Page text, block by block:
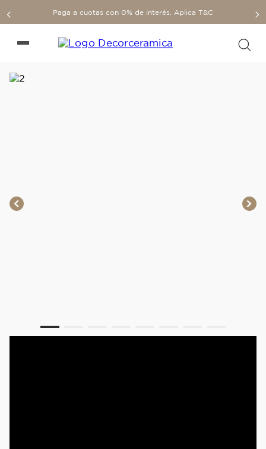
Paga a cuotas con 0% de interés. Aplica T&C